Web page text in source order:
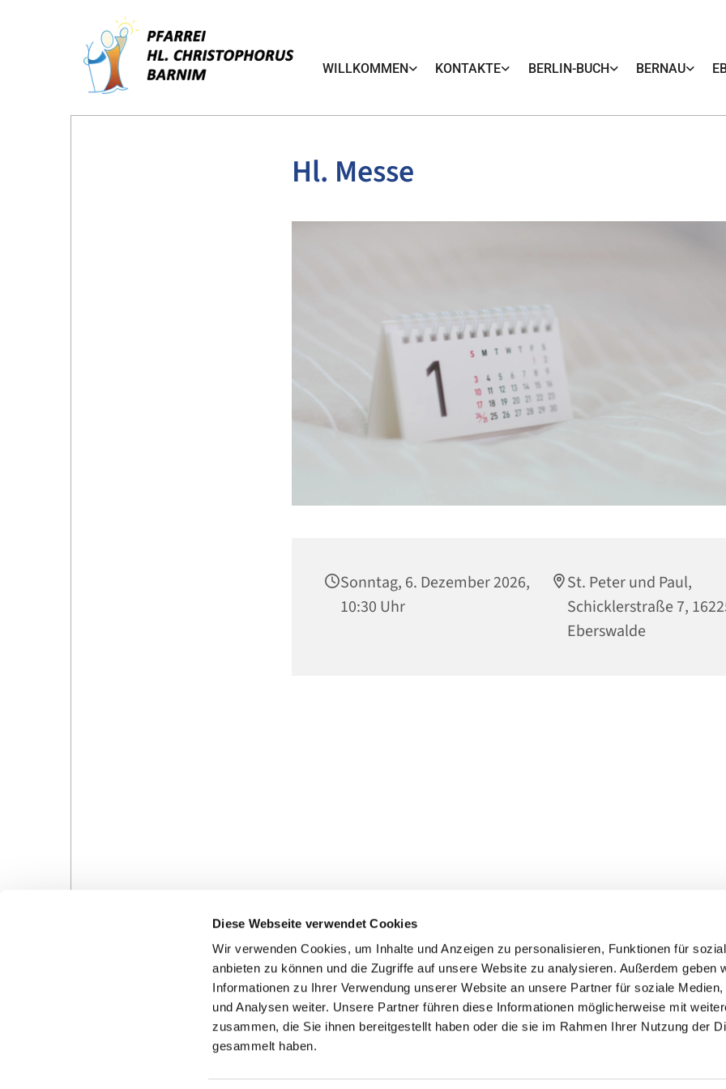
Diese Webseite verwendet Cookies
Wir verwenden Cookies, um Inhalte und Anzeigen zu personalisieren, Funktionen für
anbieten zu können und die Zugriffe auf unsere Website zu analysieren. Außerdem geben
Informationen zu Ihrer Verwendung unserer Website an unsere Partner für soziale Medien,
und Analysen weiter. Unsere Partner führen diese Informationen möglicherweise mit
zusammen, die Sie ihnen bereitgestellt haben oder die sie im Rahmen Ihrer Nutzung der
gesammelt haben.
WILLKOMMEN KONTAKTE BERLIN-BUCH BERNAU
Hl. Messe
Sonntag, 6. Dezember 2026,
10:30 Uhr
St. Peter und Paul,
Schicklerstraße 7,
Eberswalde
Veranstaltungen in der
Pfarrei
Kontakte
Ansprechpersonen zum Schutz vor
sexualisierter Gewalt